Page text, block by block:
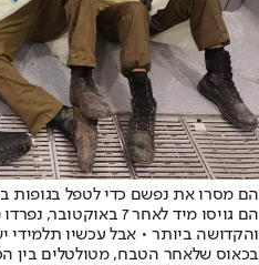
הם מסרו את נפשם כדי לטפל בגופות
הם גויסו מיד לאחר 7
והקדושה ביותר • אבל עכשיו
בכאוס שלאחר הטבח, מטולטלים בין